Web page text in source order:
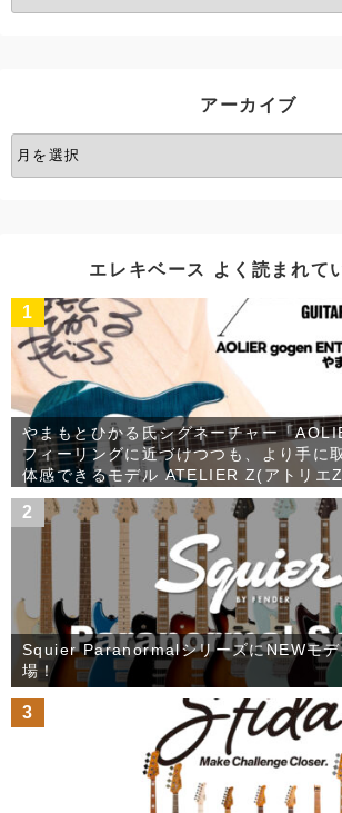
テ
アーカイブ
ア
ー
エレキベース よく読まれて
1
やまもとひかる氏シグネーチャー「
フィーリングに近づけつつも、より手に
体感できるモデル ATELIER Z(アトリエ
gogen ENTRY ver. YMHK BLUE」が発
2
Squier ParanormalシリーズにNEWモデ
場！
3